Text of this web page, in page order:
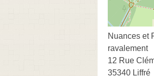
Nuances et
ravalement
12 Rue
35340 Liffré